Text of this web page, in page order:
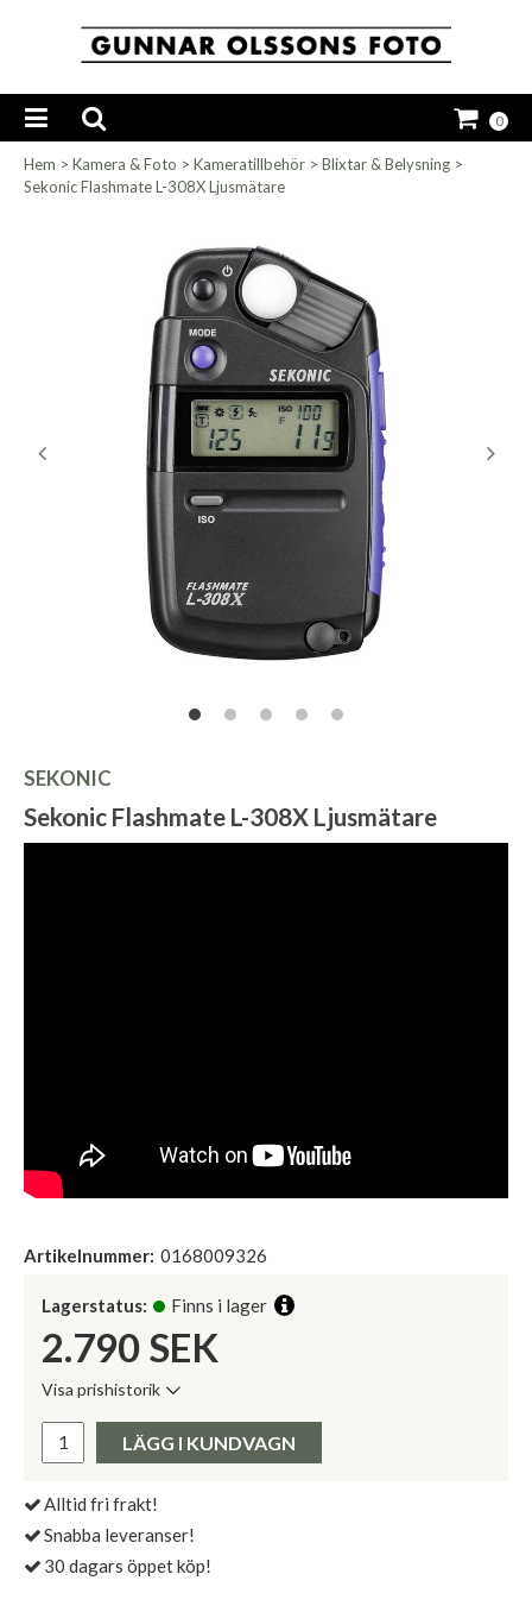
0
Hem > Kamera & Foto > Kameratillbehör > Blixtar & Belysning >
Sekonic Flashmate L-308X Ljusmätare
SEKONIC
Sekonic Flashmate L-308X Ljusmätare
Artikelnummer: 0168009326
Lagerstatus: Finns i lager
2.790 SEK
Visa prishistorik
Pris:
LÄGG I KUNDVAGN
Alltid fri frakt!
Snabba leveranser!
30 dagars öppet köp!